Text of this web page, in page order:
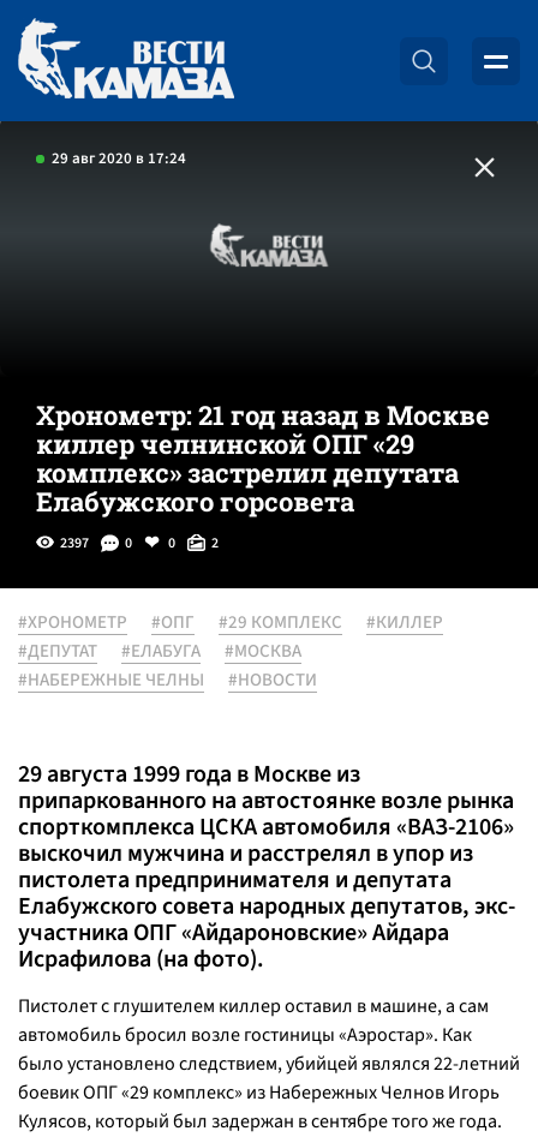
29 авг 2020 в 17:24
Хронометр: 21 год назад в Москве
киллер челнинской ОПГ «29
комплекс» застрелил депутата
Елабужского горсовета
2397 0 0 2
#ХРОНОМЕТР #ОПГ #29 КОМПЛЕКС
#КИЛЛЕР
#ДЕПУТАТ
#ЕЛАБУГА
#МОСКВА
#НАБЕРЕЖНЫЕ ЧЕЛНЫ
#НОВОСТИ
29 августа 1999 года в Москве из
припаркованного на автостоянке возле рынка
спорткомплекса ЦСКА автомобиля «ВАЗ-2106»
выскочил мужчина и расстрелял в упор из
пистолета предпринимателя и депутата
Елабужского совета народных депутатов, экс-
участника ОПГ «Айдароновские» Айдара
Исрафилова (на фото).
Пистолет с глушителем киллер оставил в машине, а сам
автомобиль бросил возле гостиницы «Аэростар». Как
было установлено следствием, убийцей являлся 22-летний
боевик ОПГ «29 комплекс» из Набережных Челнов Игорь
Кулясов, который был задержан в сентябре того же года.